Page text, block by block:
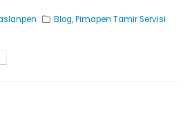
Blog,Pimapen Tamir Servisi